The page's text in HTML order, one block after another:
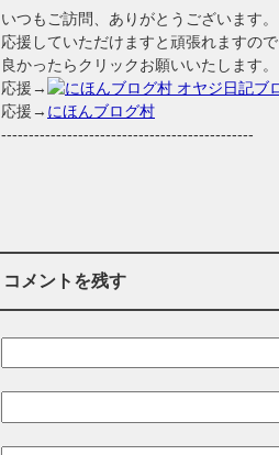
いつもご訪問、ありがとうございます。
応援していただけますと頑張れますので
良かったらクリックお願いいたします。
応援→
応援→ にほんブログ村
----------------------------------------------
コメントを残す